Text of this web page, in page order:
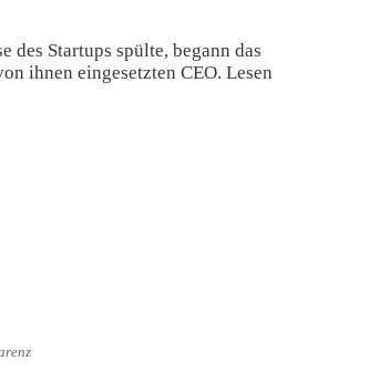
Startups spülte, begann das
ihnen eingesetzten CEO. Lesen